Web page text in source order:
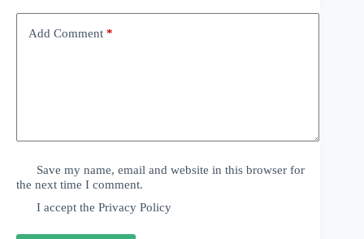
Add Comment *
Save my name, email and website in this browser for
the next time I comment.
I accept thePrivacy Policy